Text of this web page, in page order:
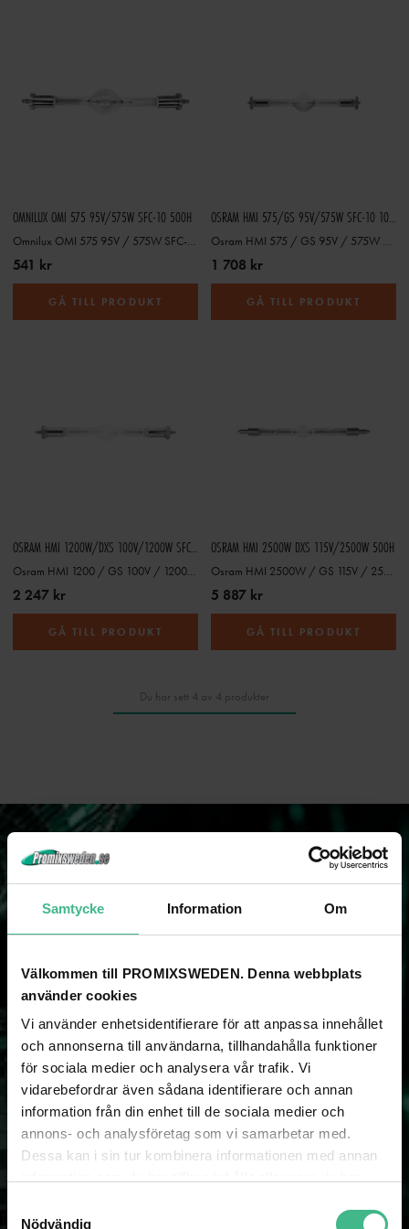
Samtycke Information Om
Välkommen till PROMIXSWEDEN. Denna webbplats
använder cookies
Vi använder enhetsidentifierare för att anpassa innehållet
och annonserna till användarna, tillhandahålla funktioner
för sociala medier och analysera vår trafik. Vi
vidarebefordrar även sådana identifierare och annan
information från din enhet till de sociala medier och
annons- och analysföretag som vi samarbetar med.
Dessa kan i sin tur kombinera informationen med annan
Nödvändig
OMNILUX OMI 575 95V/575W SFC-10 500H
Omnilux OMI 575 95V / 575W SFC-10 400h
541 kr
GÅ TILL PRODUKT
OSRAM HMI 575/GS 95V/575W SFC-10 1000H
Osram HMI 575 / GS 95V / 575W SFC-10 1000h
1 708 kr
GÅ TILL PRODUKT
OSRAM HMI 1200W/DXS 100V/1200W SFC-15.5
Osram HMI 1200 / GS 100V / 1200W SFC-15.5
2 247 kr
GÅ TILL PRODUKT
OSRAM HMI 2500W DXS 115V/2500W 500H
Osram HMI 2500W / GS 115V / 2500W
5 887 kr
GÅ TILL PRODUKT
Du har sett 4 av 4 produkter
NYHETSBREV
Som prenumerant på vårt nyhetsbrev missar du aldrig spännande
nyheter och kampanjer!
SKICKA